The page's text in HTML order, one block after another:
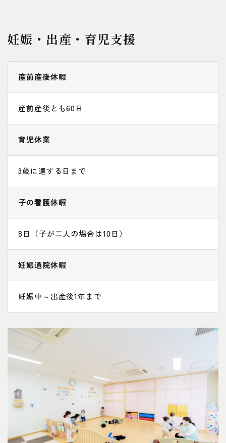
妊娠・出産・育児支援
産前産後休暇
産前産後とも60日
育児休業
3歳に達する日まで
子の看護休暇
8日（子が二人の場合は10日）
妊娠通院休暇
妊娠中～出産後1年まで